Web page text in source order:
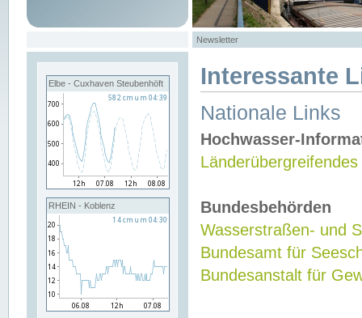
Newsletter
Elbe - Cuxhaven Steubenhöft
RHEIN - Koblenz
Interessante
Nationale Links
Hochwasser-
Bundesbehörden
Wasserstraßen- und
Bundesamt für
Bundesanstalt für